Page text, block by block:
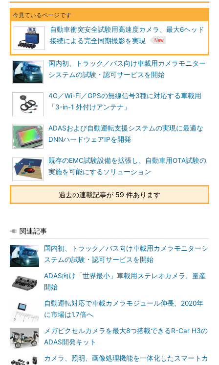
自動車衝突安全試験用高速度カメラ、最大6ヘッド
接続による完全同期撮影を実現
国内初、トラック／バス向け車載用カメラモニター
システムの試験・認可サービスを開始
4G／Wi-Fi／GPSの無線信号3種に対応する車載用
「3-in-1 外付けアンテナ」
ADASおよび自動運転支援システムの実現に最適な
DNNハードウェアIPを開発
既存のEMC試験設備を拡張し、自動車用OTA試験の
実施を可能にするソリューション
過去の連載記事が 59 件あります
関連記事
国内初、トラック／バス向け車載用カメラモニターシ
ステムの試験・認可サービスを開始
ADAS向け「世界最小」車載用ステレオカメラ、量産
開始
自動運転対応で車載カメラモジュール伸長、2020年
に市場は1.7倍へ
メガピクセルカメラを最大8つ搭載できるR-Car H3の
ADAS開発キット
カメラ、照明、画像処理機能を一体化したスマートカ